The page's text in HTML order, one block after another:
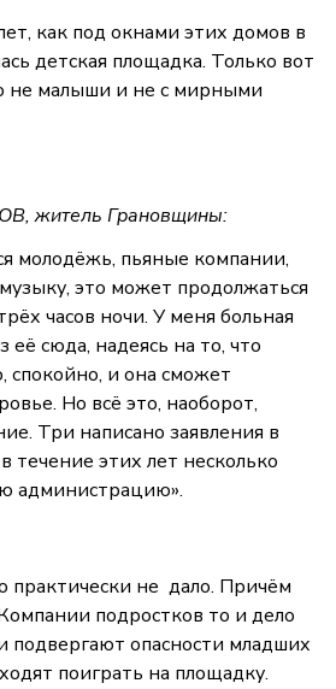
как под окнами этих домов в
детская площадка. Только вот
не малыши и не с мирными
житель Грановщины:
молодёжь, пьяные компании,
это может продолжаться
часов ночи. У меня больная
её сюда, надеясь на то, что
спокойно, и она сможет
Но всё это, наоборот,
Три написано заявления в
течение этих лет несколько
администрацию».
практически не дало. Причём
подростков то и дело
подвергают опасности младших
поиграть на площадку.